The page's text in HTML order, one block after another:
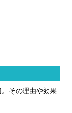
その理由や効果